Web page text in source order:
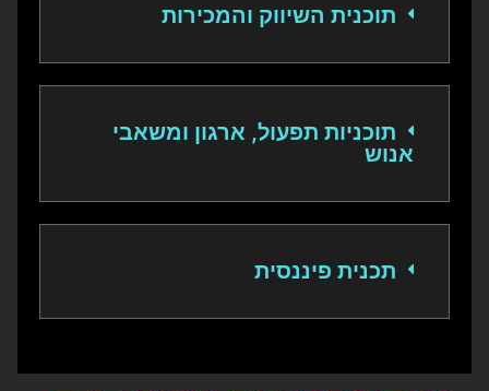
תוכנית השיווק והמכירות
תוכניות תפעול, ארגון ומשאבי
אנוש
תכנית פיננסית